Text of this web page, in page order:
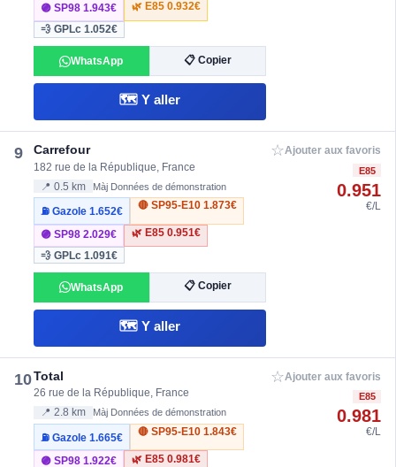
🟣 SP981.943€ 🌿 E85 0.932€
💨 GPLc1.052€
WhatsApp 📋 Copier
🗺️ Y aller
9 Carrefour
182 rue de la République, France
📍 0.5 km Màj Données de démonstration
⛽ Gazole1.652€
🔴 SP95-E10 1.873€
🟣 SP982.029€ 🌿 E85 0.951€
💨 GPLc1.091€
WhatsApp 📋 Copier
🗺️ Y aller
☆Ajouter aux favoris
E85
0.951
€/L
10Total
26 rue de la République, France
📍 2.8 km Màj Données de démonstration
⛽ Gazole1.665€
🔴 SP95-E10 1.843€
🟣 SP981.922€ 🌿 E85 0.981€
☆Ajouter aux favoris
E85
0.981
€/L